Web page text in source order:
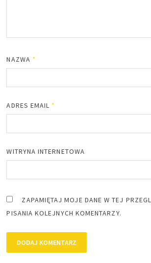
NAZWA *
ADRES EMAIL *
WITRYNA INTERNETOWA
ZAPAMIĘTAJ MOJE DANE W TEJ
PISANIA KOLEJNYCH KOMENTARZY.